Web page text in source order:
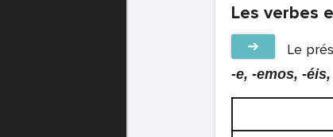
Les verbes
➔ Le
-e, -emos, -éis,